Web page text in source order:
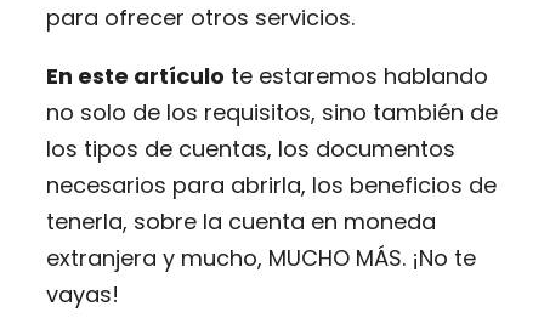
para ofrecer otros servicios.
En este artículo te estaremos hablando
no solo de los requisitos, sino también de
los tipos de cuentas, los documentos
necesarios para abrirla, los beneficios de
tenerla, sobre la cuenta en moneda
extranjera y mucho, MUCHO MÁS. ¡No te
vayas!